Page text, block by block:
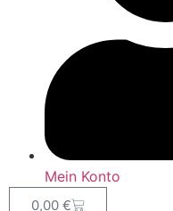
Mein Konto
0,00 €